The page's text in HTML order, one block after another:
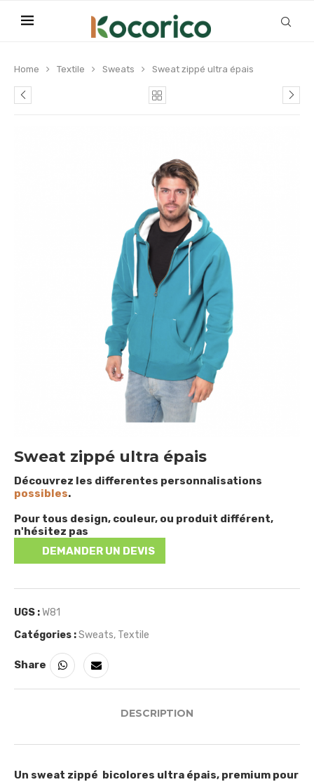
Home Textile Sweats Sweat zippé ultra épais
Sweat zippé ultra épais
Découvrez les differentes personnalisations
possibles.
Pour tous design, couleur, ou produit différent,
n'hésitez pas
DEMANDER UN DEVIS
UGS :W81
Catégories :Sweats, Textile
Share
DESCRIPTION
Un sweat zippé bicolores ultra épais, premium pour